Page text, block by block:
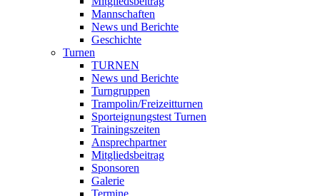
Mannschaften
News und Berichte
Geschichte
Turnen
TURNEN
News und Berichte
Turngruppen
Trampolin/Freizeitturnen
Sporteignungstest Turnen
Trainingszeiten
Ansprechpartner
Mitgliedsbeitrag
Sponsoren
Galerie
Termine